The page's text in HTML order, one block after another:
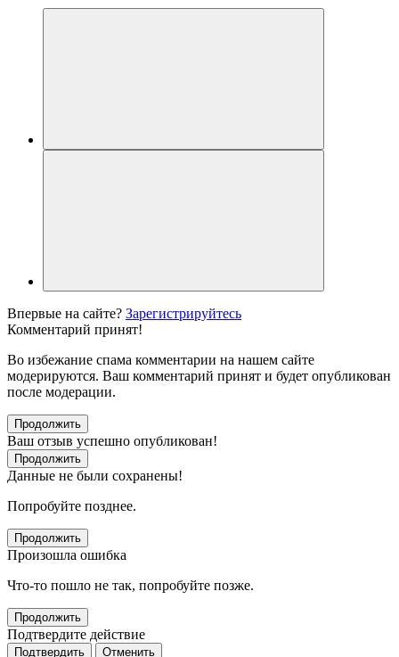
Впервые на сайте? Зарегистрируйтесь
Комментарий принят!
Во избежание спама комментарии на нашем сайте
модерируются. Ваш комментарий принят и будет опубликован
после модерации.
Продолжить
Ваш отзыв успешно опубликован!
Продолжить
Данные не были сохранены!
Попробуйте позднее.
Продолжить
Произошла ошибка
Что-то пошло не так, попробуйте позже.
Продолжить
Подтвердите действие
Подтвердить Отменить